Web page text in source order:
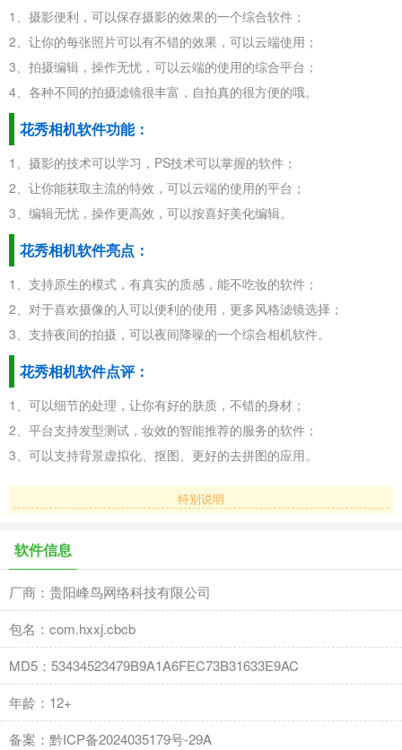
1、摄影便利，可以保存摄影的效果的一个综合软件；
2、让你的每张照片可以有不错的效果，可以云端使用；
3、拍摄编辑，操作无忧，可以云端的使用的综合平台；
4、各种不同的拍摄滤镜很丰富，自拍真的很方便的哦。
花秀相机软件功能：
1、摄影的技术可以学习，PS技术可以掌握的软件；
2、让你能获取主流的特效，可以云端的使用的平台；
3、编辑无忧，操作更高效，可以按喜好美化编辑。
花秀相机软件亮点：
1、支持原生的模式，有真实的质感，能不吃妆的软件；
2、对于喜欢摄像的人可以便利的使用，更多风格滤镜选择；
3、支持夜间的拍摄，可以夜间降噪的一个综合相机软件。
花秀相机软件点评：
1、可以细节的处理，让你有好的肤质，不错的身材；
2、平台支持发型测试，妆效的智能推荐的服务的软件；
3、可以支持背景虚拟化、抠图、更好的去拼图的应用。
特别说明
软件信息
厂商：贵阳峰鸟网络科技有限公司
包名：com.hxxj.cbcb
MD5：53434523479B9A1A6FEC73B31633E9AC
年龄：12+
备案：黔ICP备2024035179号-29A